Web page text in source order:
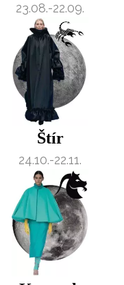
23.08.-22.09.
Štír
24.10.-22.11.